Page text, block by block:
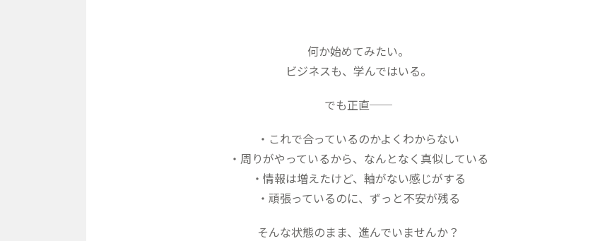
何か始めてみたい。
ビジネスも、学んではいる。
でも正直──
・これで合っているのかよくわからない
・周りがやっているから、なんとなく真似している
・情報は増えたけど、軸がない感じがする
・頑張っているのに、ずっと不安が残る
そんな状態のまま、進んでいませんか？